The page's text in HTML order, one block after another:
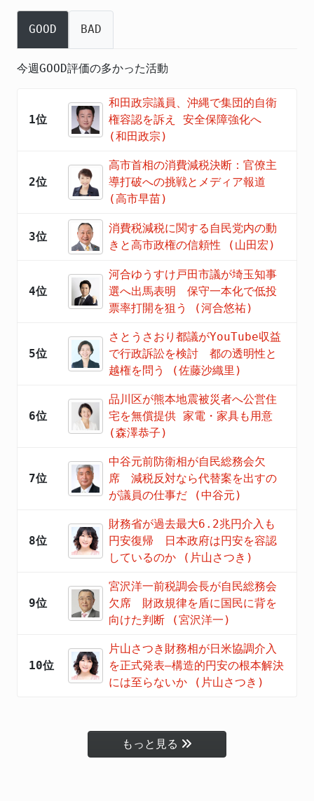
GOOD BAD
今週GOOD評価の多かった活動
1位
和田政宗議員、沖縄で集団的自衛
権容認を訴え 安全保障強化へ
(和田政宗)
2位
高市首相の消費減税決断：官僚主
導打破への挑戦とメディア報道
(高市早苗)
3位
消費税減税に関する自民党内の動
きと高市政権の信頼性 (山田宏)
4位
河合ゆうすけ戸田市議が埼玉知事
選へ出馬表明 保守一本化で低投
票率打開を狙う (河合悠祐)
5位
さとうさおり都議がYouTube収益
で行政訴訟を検討 都の透明性と
越権を問う (佐藤沙織里)
6位
品川区が熊本地震被災者へ公営住
宅を無償提供 家電・家具も用意
(森澤恭子)
7位
中谷元前防衛相が自民総務会欠
席 減税反対なら代替案を出すの
が議員の仕事だ (中谷元)
8位
財務省が過去最大6.2兆円介入も
円安復帰 日本政府は円安を容認
しているのか (片山さつき)
9位
宮沢洋一前税調会長が自民総務会
欠席 財政規律を盾に国民に背を
向けた判断 (宮沢洋一)
10位
片山さつき財務相が日米協調介入
を正式発表―構造的円安の根本解決
には至らないか (片山さつき)
もっと見る